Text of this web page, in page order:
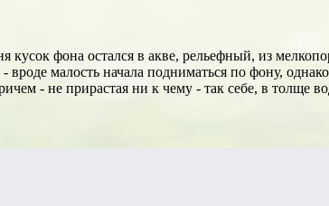
фона остался в акве, рельефный, из
- вроде малость начала подниматься по фону,
- не прирастая ни к чему - так себе, в толще